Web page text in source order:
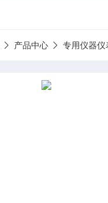
产品中心 专用仪器仪